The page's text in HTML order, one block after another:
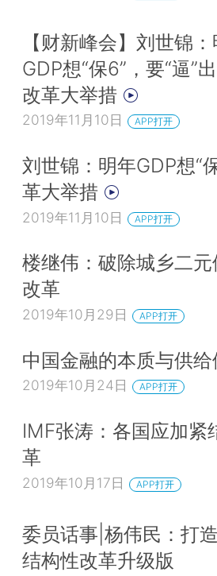
【财新峰会】刘世锦
GDP想“保6”，要“逼”
改革大举措
2019年11月10日 APP打开
刘世锦：明年GDP想“
革大举措
2019年11月10日 APP打开
楼继伟：破除城乡二
改革
2019年10月29日 APP打开
中国金融的本质与供
2019年10月24日 APP打开
IMF张涛：各国应加紧
革
2019年10月17日 APP打开
委员话事|杨伟民：打
结构性改革升级版